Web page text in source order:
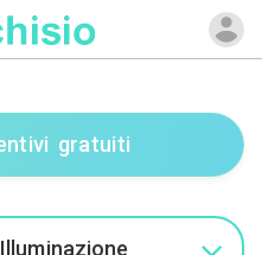
gratuiti